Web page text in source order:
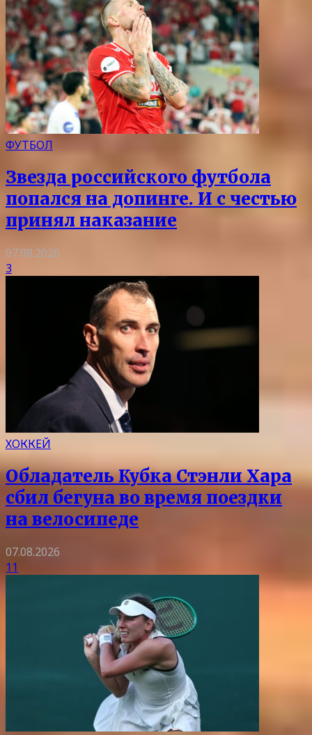
ФУТБОЛ
Звезда российского футбола
попался на допинге. И с честью
принял наказание
07.08.2026
3
ХОККЕЙ
Обладатель Кубка Стэнли Хара
сбил бегуна во время поездки
на велосипеде
07.08.2026
11